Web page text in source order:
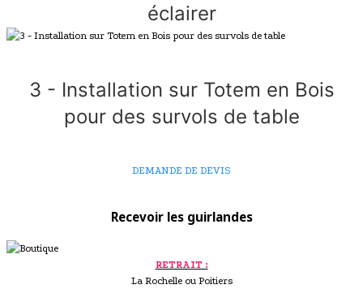
éclairer
3 - Installation sur Totem en Bois
pour des survols de table
DEMANDE DE DEVIS
Recevoir les guirlandes
RETRAIT :
La Rochelle ou Poitiers